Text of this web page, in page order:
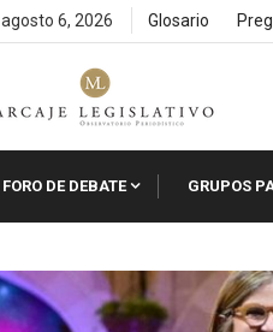
agosto 6, 2026 Glosario
FORO DE DEBATE GRUPOS